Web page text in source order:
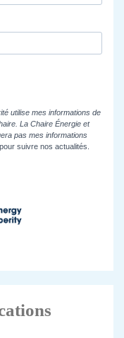
utilise mes informations de
La Chaire Énergie et
pas mes informations
suivre nos actualités.